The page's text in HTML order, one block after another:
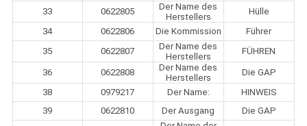
33
0622805
Der Name des
Herstellers
Hülle
34
0622806 Die Kommission
Führer
35
0622807
Der Name des
Herstellers
FÜHREN
36 0622808
Der Name des
Herstellers
Die GAP
38
0979217 Der Name:
HINWEIS
39
0622810 Der Ausgang
Die GAP